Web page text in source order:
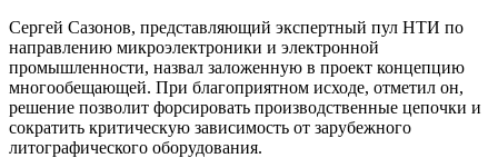
Сергей Сазонов, представляющий экспертный пул НТИ по
направлению микроэлектроники и электронной
промышленности, назвал заложенную в проект концепцию
многообещающей. При благоприятном исходе, отметил он,
решение позволит форсировать производственные цепочки и
сократить критическую зависимость от зарубежного
литографического оборудования.